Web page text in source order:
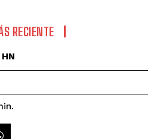
RECIENTE